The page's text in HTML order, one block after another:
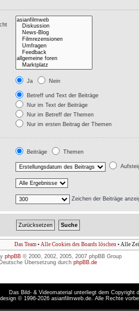
Ja Nein
Betreff und Text der Beiträge
Nur im Text der Beiträge
Nur im Betreff der Themen
Nur im ersten Beitrag der Themen
Beiträge Themen
Zeichen der Beiträge
Das Team • Alle Cookies des Boards löschen • Alle
phpBB © 2000, 2002, 2005, 2007 phpBB Group
Deutsche Übersetzung durch phpBB.de
Das Bild- & Videomaterial unterliegt dem Copyright
© 1996-2026 asianfilmweb.de. Alle Rechte